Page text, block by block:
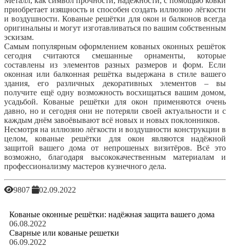
приобретает изящность и способен создать иллюзию лёгкости
и воздушности. Кованые решётки для окон и балконов всегда
оригинальны и могут изготавливаться по вашим собственным
эскизам.
Самым популярным оформлением кованых оконных решёток
сегодня считаются смешанные орнаменты, которые
составлены из элементов разных размеров и форм. Если
оконная или балконная решётка выдержана в стиле вашего
здания, его различных декоративных элементов – вы
получите ещё одну возможность восхищаться вашим домом,
усадьбой. Кованые решётки для окон применяются очень
давно, но и сегодня они не потеряли своей актуальности и с
каждым днём завоёвывают всё новых и новых поклонников.
Несмотря на иллюзию лёгкости и воздушности конструкции в
целом, кованые решётки для окон являются надёжной
защитой вашего дома от непрошеных визитёров. Всё это
возможно, благодаря высококачественным материалам и
профессионализму мастеров кузнечного дела.
9807 02.09.2022
Кованые оконные решётки: надёжная защита вашего дома
06.08.2022
Сварные или кованые решетки
06.09.2022